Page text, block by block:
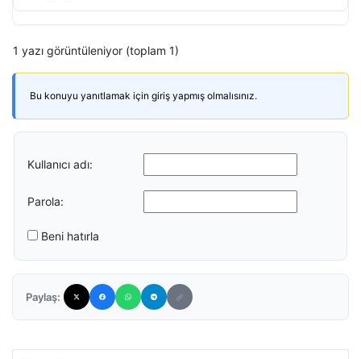
1 yazı görüntüleniyor (toplam 1)
Bu konuyu yanıtlamak için giriş yapmış olmalısınız.
Kullanıcı adı:
Parola:
Beni hatırla
Paylaş: